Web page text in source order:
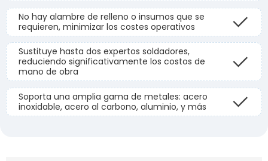
No hay alambre de relleno o insumos que se
requieren, minimizar los costes operativos
Sustituye hasta dos expertos soldadores,
reduciendo significativamente los costos de
mano de obra
Soporta una amplia gama de metales: acero
inoxidable, acero al carbono, aluminio, y más